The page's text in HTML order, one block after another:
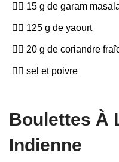
15 g de garam
125 g de yaourt
20 g de coriandre
sel et poivre
Boulettes À
Indienne